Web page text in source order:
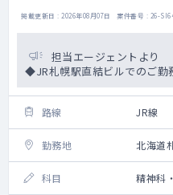
掲載更新日 : 2026年08月07日 案件番号 : 26-
担当エージェントより
◆JR札幌駅直結ビルでのご勤
路線 JR線
勤務地 北海道
科目 精神科